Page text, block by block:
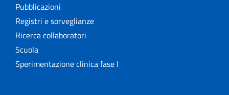
Pubblicazioni
Registri e sorveglianze
Ricerca collaboratori
Scuola
Sperimentazione clinica fase I